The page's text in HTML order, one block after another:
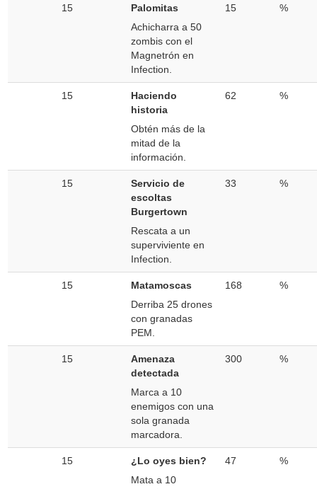
15
Palomitas
Achicharra a 50
zombis con el
Magnetrón en
Infection.
15 %
15
Haciendo
historia
Obtén más de la
mitad de la
información.
62 %
15
Servicio de
escoltas
Burgertown
Rescata a un
superviviente en
Infection.
33 %
15
Matamoscas
Derriba 25 drones
con granadas
PEM.
168 %
15
Amenaza
detectada
Marca a 10
enemigos con una
sola granada
marcadora.
300 %
15
¿Lo oyes bien?
Mata a 10
47 %